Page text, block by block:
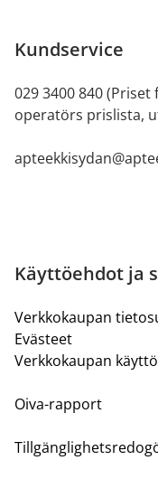
Kundservice
029 3400 840
operatörs prislista,
Käyttöehdot ja
Verkkokaupan
Evästeet
Verkkokaupan
Oiva-rapport